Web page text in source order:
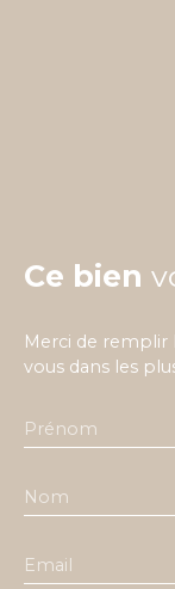
Ce bien
Merci de remplir
vous dans les
Prénom
Nom
Email